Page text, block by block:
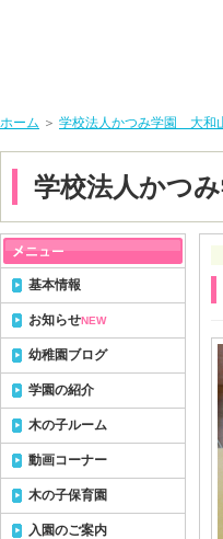
ホーム ＞ 学校法人かつみ学園 大和
学校法人かつ
基本情報
お知らせNEW
幼稚園ブログ
学園の紹介
木の子ルーム
動画コーナー
木の子保育園
入園のご案内